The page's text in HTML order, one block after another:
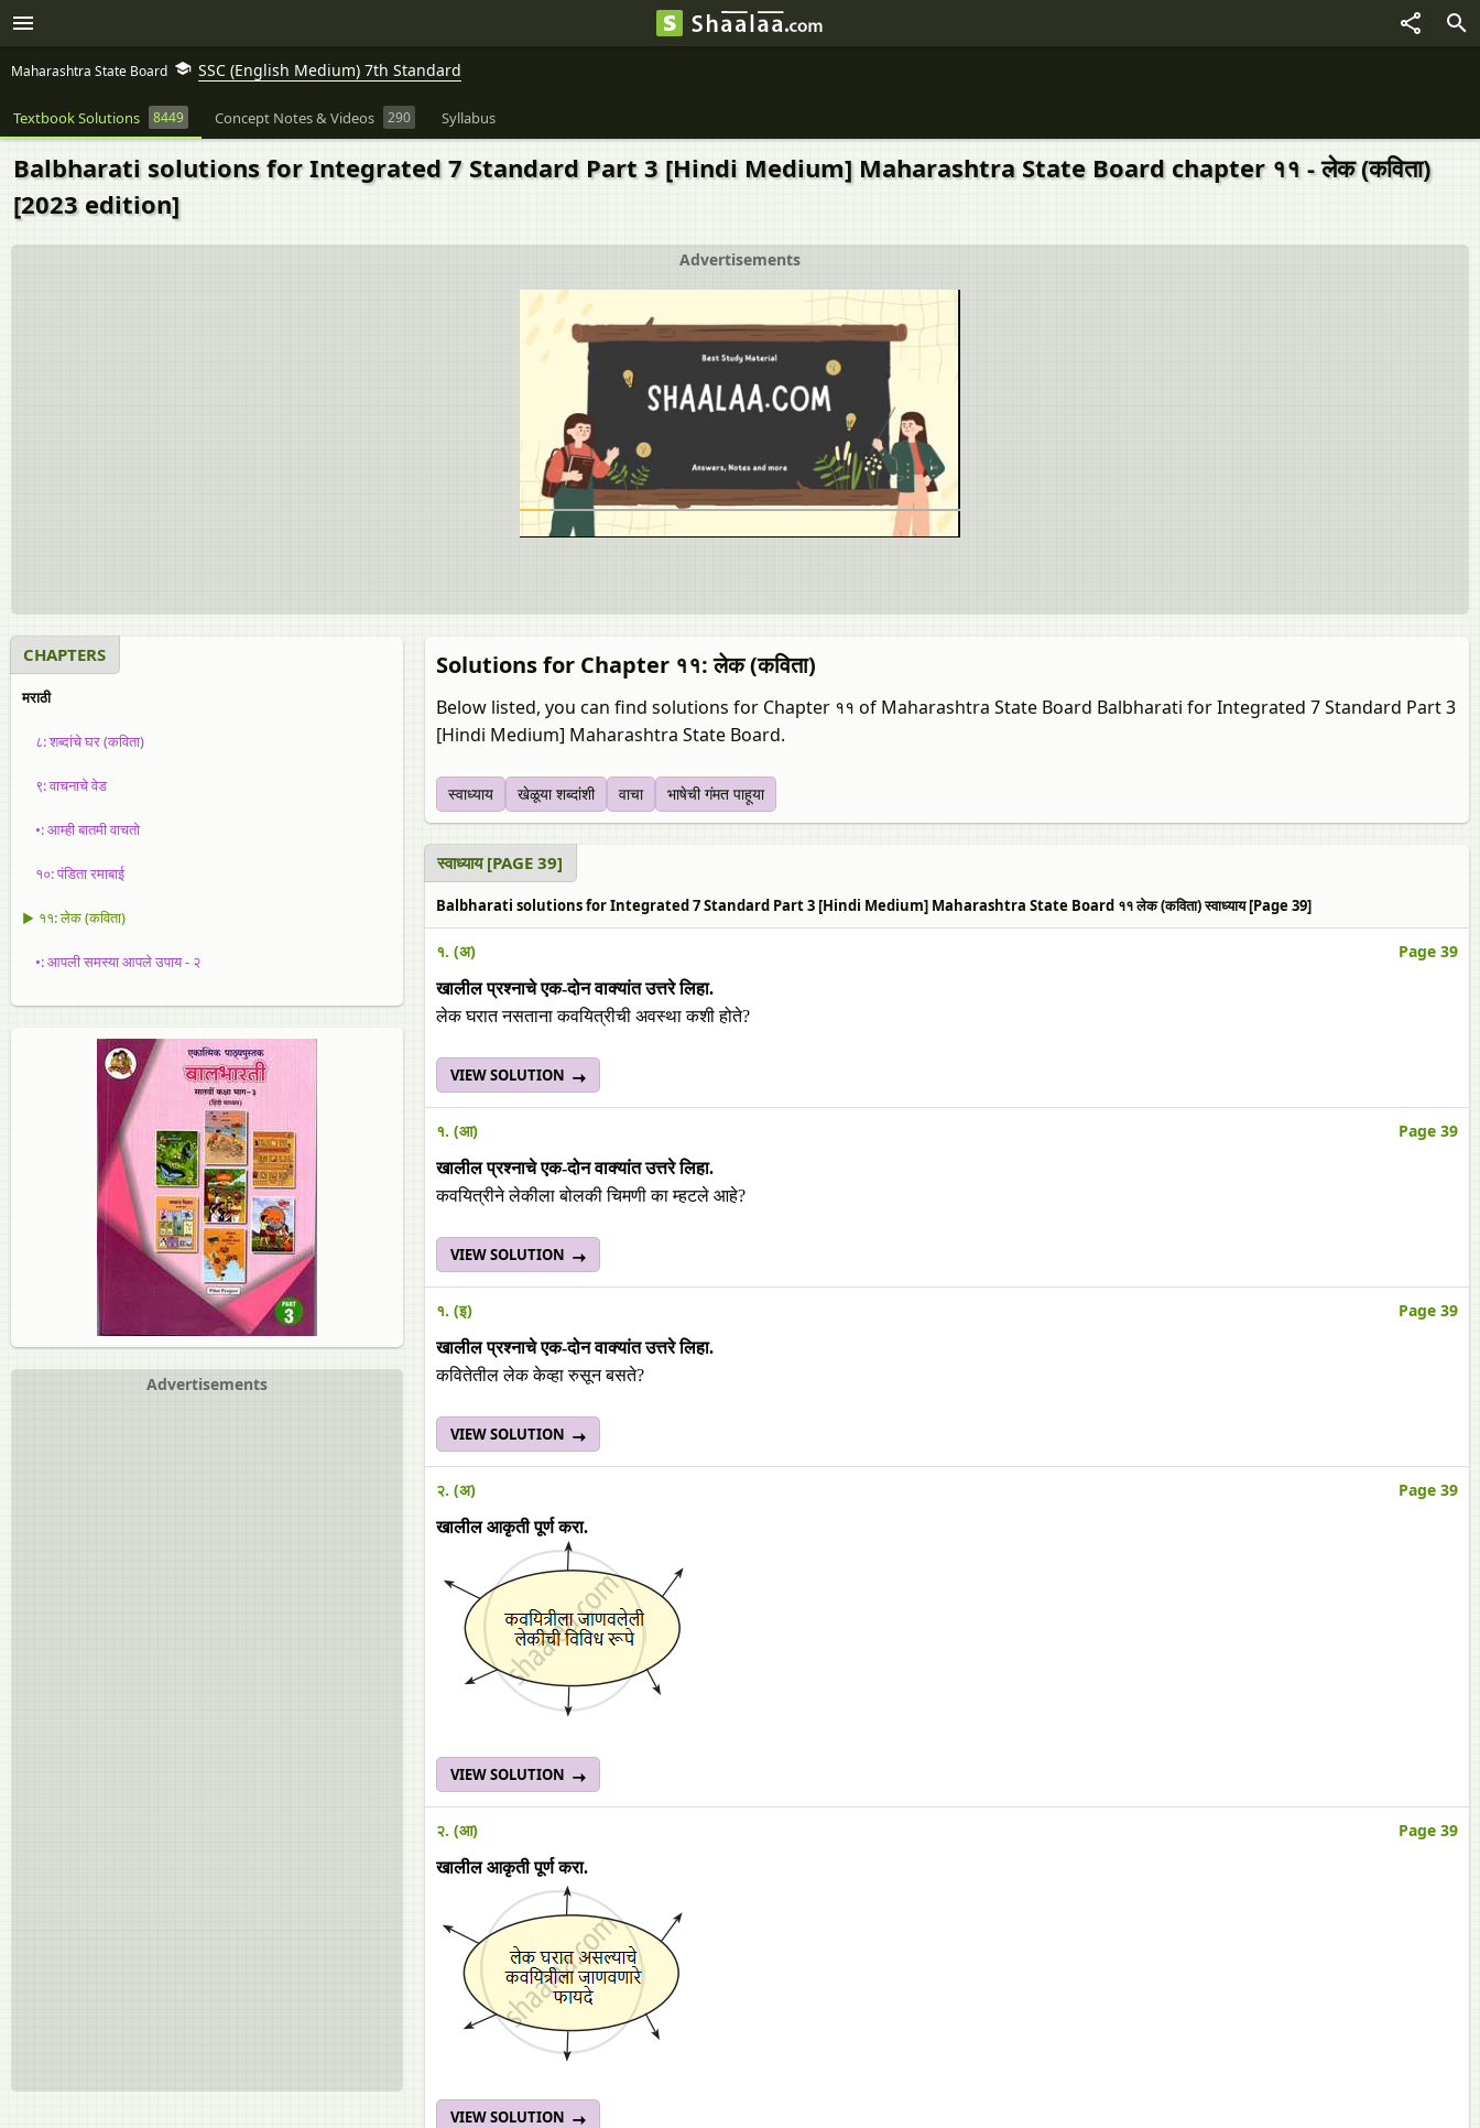
Maharashtra State Board SSC (English Medium) 7th Standard
Textbook Solutions 8449 Concept Notes & Videos 290 Syllabus
Balbharati solutions for Integrated 7 Standard Part 3 [Hindi Medium] Maharashtra State Board chapter ११ - लेक (कविता)
[2023 edition]
Advertisements
CHAPTERS
मराठी
८: शब्दांचे घर (कविता)
९: वाचनाचे वेड
•: आम्ही बातमी वाचतो
१०: पंडिता रमाबाई
▶ ११: लेक (कविता)
•: आपली समस्या आपले उपाय - २
Advertisements
Solutions for Chapter ११: लेक (कविता)
Below listed, you can find solutions for Chapter ११ of Maharashtra State Board Balbharati for Integrated 7 Standard Part 3
[Hindi Medium] Maharashtra State Board.
स्वाध्याय खेळूया शब्दांशी वाचा भाषेची गंमत पाहूया
स्वाध्याय [PAGE 39]
Balbharati solutions for Integrated 7 Standard Part 3 [Hindi Medium] Maharashtra State Board ११ लेक (कविता) स्वाध्याय [Page 39]
१. (अ) Page 39
खालील प्रश्नाचे एक-दोन वाक्यांत उत्तरे लिहा.
लेक घरात नसताना कवयित्रीची अवस्था कशी होते?
VIEW SOLUTION
१. (आ) Page 39
खालील प्रश्नाचे एक-दोन वाक्यांत उत्तरे लिहा.
कवयित्रीने लेकीला बोलकी चिमणी का म्हटले आहे?
VIEW SOLUTION
१. (इ) Page 39
खालील प्रश्नाचे एक-दोन वाक्यांत उत्तरे लिहा.
कवितेतील लेक केव्हा रुसून बसते?
VIEW SOLUTION
२. (अ) Page 39
खालील आकृती पूर्ण करा.
VIEW SOLUTION
२. (आ) Page 39
खालील आकृती पूर्ण करा.
VIEW SOLUTION